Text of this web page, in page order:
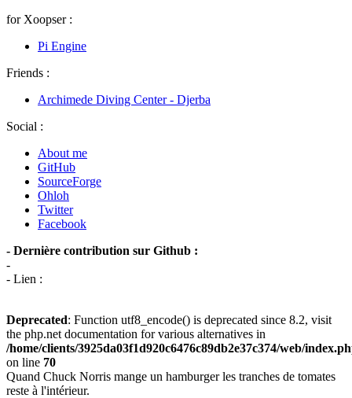
for Xoopser :
Pi Engine
Friends :
Archimede Diving Center - Djerba
Social :
About me
GitHub
SourceForge
Ohloh
Twitter
Facebook
- Dernière contribution sur Github :
-
- Lien :
Deprecated: Function utf8_encode() is deprecated since 8.2, visit
the php.net documentation for various alternatives in
/home/clients/3925da03f1d920c6476c89db2e37c374/web/
on line 70
Quand Chuck Norris mange un hamburger les tranches de tomates
reste à l'intérieur.